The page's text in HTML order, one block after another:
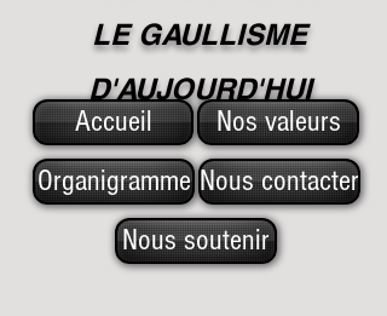
LE GAULLISME
D'AUJOURD'HUI
Accueil
Nos valeurs
Organigramme Nous contacter
Nous soutenir